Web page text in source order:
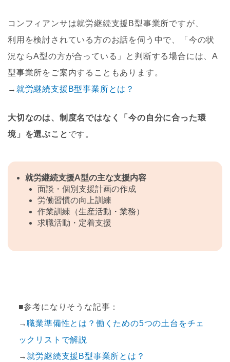
コンフィアンサは就労継続支援B型事業所ですが、
利用を検討されている方のお話を伺う中で、「今の状
況ならA型の方が合っている」と判断する場合には、A
型事業所をご案内することもあります。
→ 就労継続支援B型事業所とは？
大切なのは、制度名ではなく「今の自分に合った環
境」を選ぶこと です。
就労継続支援A型の主な支援内容
面談・個別支援計画の作成
労働習慣の向上訓練
作業訓練（生産活動・業務）
求職活動・定着支援
■参考になりそうな記事：
→職業準備性とは？働くための5つの土台をチェ
ックリストで解説
→ 就労継続支援B型事業所とは？